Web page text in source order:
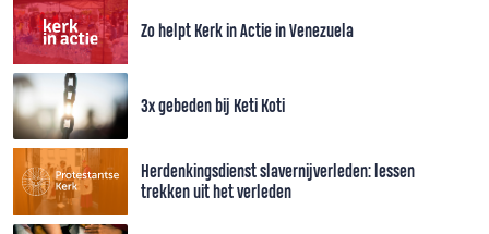
Zo helpt Kerk in Actie in Venezuela
3x gebeden bij Keti Koti
Herdenkingsdienst slavernijverleden: lessen
trekken uit het verleden